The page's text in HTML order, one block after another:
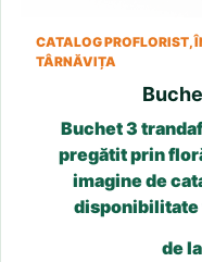
CATALOG PROFLORIST,
TÂRNĂVIȚA
Buchet 3
pregătit prin
imagine de
de